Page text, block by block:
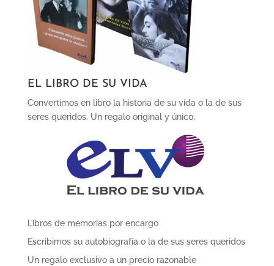
EL LIBRO DE SU VIDA
Convertimos en libro la historia de su vida o la de sus
seres queridos. Un regalo original y único.
Libros de memorias por encargo
Escribimos su autobiografía o la de sus seres queridos
Un regalo exclusivo a un precio razonable